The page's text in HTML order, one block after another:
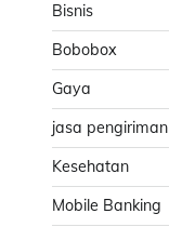
Bisnis
Bobobox
Gaya
jasa pengiriman
Kesehatan
Mobile Banking